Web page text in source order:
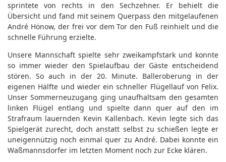
sprintete von rechts in den Sechzehner. Er behielt die
Übersicht und fand mit seinem Querpass den mitgelaufenen
André Hönow, der frei vor dem Tor den Fuß reinhielt und die
schnelle Führung erzielte.
Unsere Mannschaft spielte sehr zweikampfstark und konnte
so immer wieder den Spielaufbau der Gäste entscheidend
stören. So auch in der 20. Minute. Balleroberung in der
eigenen Hälfte und wieder ein schneller Flügellauf von Felix.
Unser Sommerneuzugang ging unaufhaltsam den gesamten
linken Flügel entlang und spielte dann quer auf den im
Strafraum lauernden Kevin Kallenbach. Kevin legte sich das
Spielgerät zurecht, doch anstatt selbst zu schießen legte er
uneigennützig noch einmal quer zu André. Dabei konnte ein
Waßmannsdorfer im letzten Moment noch zur Ecke klären.